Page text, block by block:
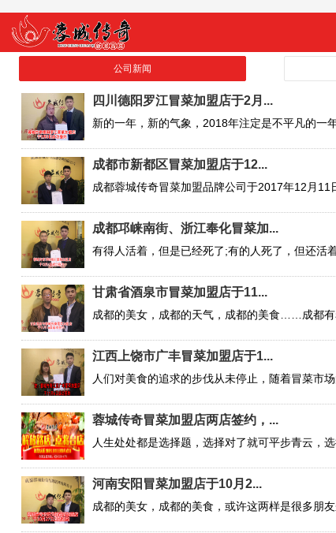
公司新闻
四川德阳罗江冒菜加盟店于2月...
成都市新都区冒菜加盟店于12...
成都邛崃南街、浙江奉化冒菜加...
甘肃省酒泉市冒菜加盟店于11...
江西上饶市广丰冒菜加盟店于1...
蓉城传奇冒菜加盟店两店签约，...
河南安阳冒菜加盟店于10月2...